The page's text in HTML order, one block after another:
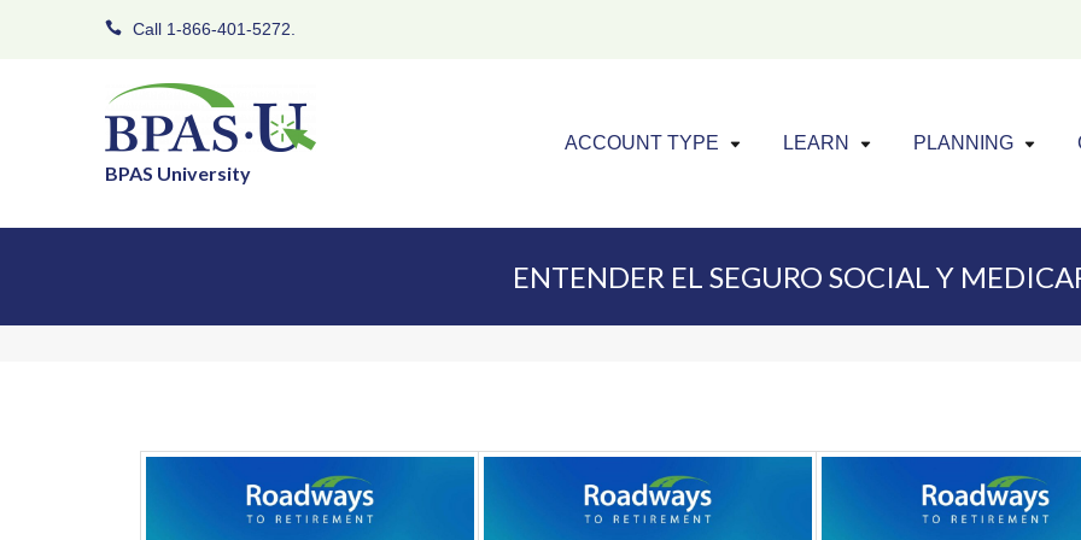
Call 1-866-401-5272.
BPAS University
ACCOUNT TYPE Click to expand menu
LEARN Click to
PLANNING
ENTENDER EL SEGURO SOCIAL Y